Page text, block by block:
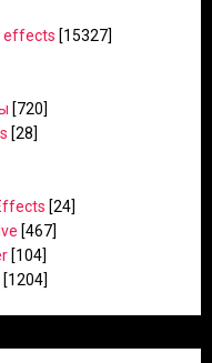
effects [15327]
[720]
[28]
[24]
[467]
[104]
[1204]